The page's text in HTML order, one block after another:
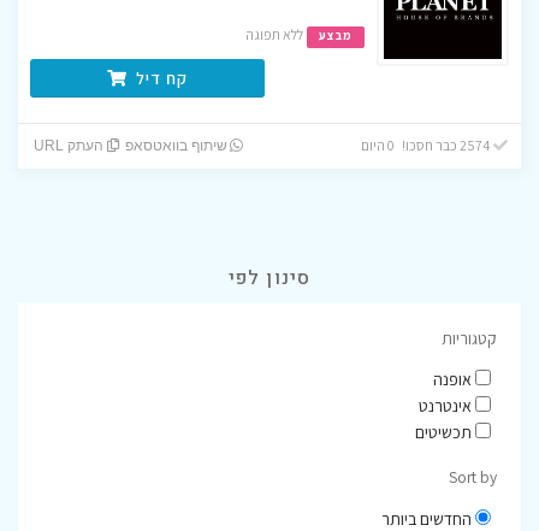
מבצע ללא תפוגה
קח דיל
2574 כבר חסכו! 0 היום שיתוף בוואטסאפ העתק URL
סינון לפי
קטגוריות
אופנה
אינטרנט
תכשיטים
Sort by
החדשים ביותר